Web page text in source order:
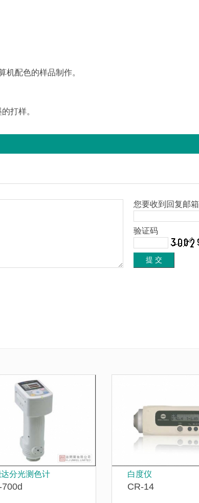
配色的样品制作。
打样。
您要收到回复邮箱
验证码
分光测色计
700d
白度仪
CR-14